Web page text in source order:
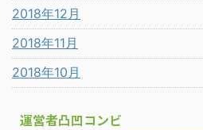
2018年12月
2018年11月
2018年10月
運営者凸凹コンビ